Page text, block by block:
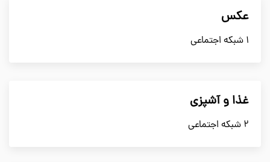
عکس
1 شبکه اجتماعی
غذا و آشپزی
2 شبکه اجتماعی